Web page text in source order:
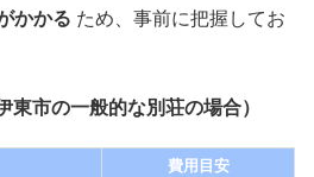
かかる ため、事前に把握してお
東市の一般的な別荘の場合）
費用目安